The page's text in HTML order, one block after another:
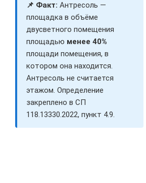
📌 Факт: Антресоль —
площадка в объёме
двусветного помещения
площадью менее 40%
площади помещения, в
котором она находится.
Антресоль не считается
этажом. Определение
закреплено в СП
118.13330.2022, пункт 4.9.